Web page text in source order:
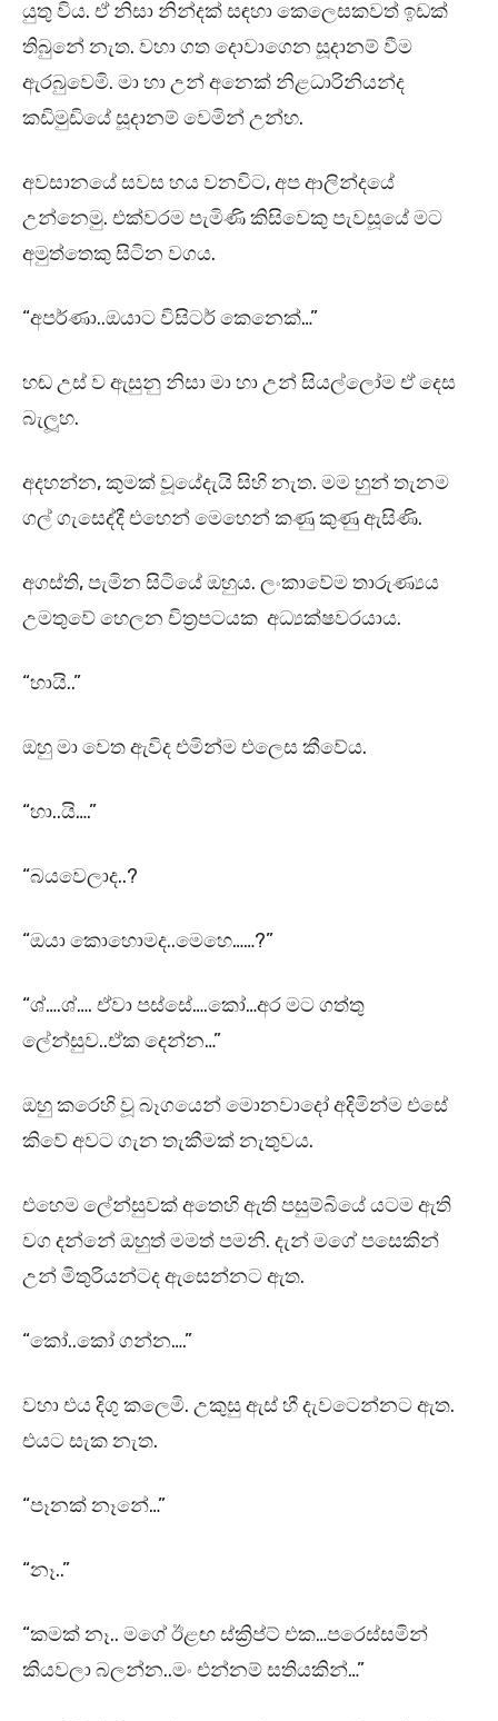
යුතු විය. ඒ නිසා නින්දක් සඳහා කෙලෙසකවත් ඉඩක්
තිබුනේ නැත. වහා ගත දොවාගෙන සූදානම් වීම
ඇරබුවෙමි. මා හා උන් අනෙක් නිළධාරිනියන්ද
කඩිමුඩියේ සූදානම් වෙමින් උන්හ.
අවසානයේ සවස හය වනවිට, අප ආලින්දයේ
උන්නෙමු. එක්වරම පැමිණි කිසිවෙකු පැවසූයේ මට
අමුත්තෙකු සිටින වගය.
“අපර්ණා..ඔයාට විසිටර් කෙනෙක්…”
හඬ උස් ව ඇසුනු නිසා මා හා උන් සියල්ලෝම ඒ දෙස
බැලූහ.
අදහන්න, කුමක් වූයේදැයි සිහි නැත. මම හුන් තැනම
ගල් ගැසෙද්දී එහෙන් මෙහෙන් කණු කුණු ඇසිණි.
අගස්ති, පැමින සිටියේ ඔහුය. ලංකාවේම තාරුණ්‍යය
උමතුවේ හෙලන චිත්‍රපටයක අධ්‍යක්ෂවරයාය.
“හායි..”
ඔහු මා වෙත ඇවිද එමින්ම එලෙස කීවේය.
“හා..යි….”
“බයවෙලාද..?
“ඔයා කොහොමද..මෙහෙ……?”
“ශ්….ශ්…. ඒවා පස්සේ….කෝ…අර මට ගත්තු
ලේන්සුව..ඒක දෙන්න…”
ඔහු කරෙහි වූ බෑගයෙන් මොනවාදෝ අදිමින්ම එසේ
කිවේ අවට ගැන තැකීමක් නැතුවය.
එහෙම ලේන්සුවක් අතෙහි ඇති පසුම්බියේ යටම ඇති
වග දන්නේ ඔහුත් මමත් පමනි. දැන් මගේ පසෙකින්
උන් මිතුරියන්ටද ඇසෙන්නට ඇත.
“කෝ..කෝ ගන්න….”
වහා එය දිගු කලෙමි. උකුසු ඇස් හී දැවටෙන්නට ඇත.
එයට සැක නැත.
“පෑනක් නෑනේ…”
“නෑ..”
“කමක් නෑ.. මගේ ඊළඟ ස්ක්‍රිප්ට් එක…පරෙස්සමින්
කියවලා බලන්න..මං එන්නම් සතියකින්…”